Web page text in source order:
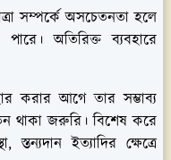
সম্পর্কে অসচেতনতা হলে
অতিরিক্ত ব্যবহারে
করার আগে তার সম্ভাব্য
থাকা জরুরি। বিশেষ করে
স্তন্যদান ইত্যাদির ক্ষেত্রে